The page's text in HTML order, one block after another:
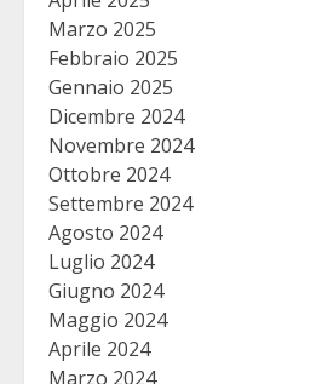
Marzo 2025
Febbraio 2025
Gennaio 2025
Dicembre 2024
Novembre 2024
Ottobre 2024
Settembre 2024
Agosto 2024
Luglio 2024
Giugno 2024
Maggio 2024
Aprile 2024
Marzo 2024